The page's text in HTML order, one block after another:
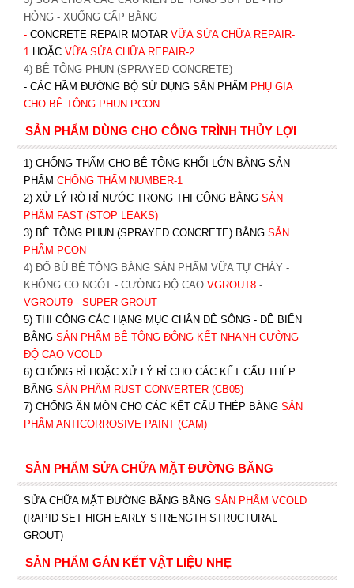
HỎNG - XUỐNG CẤP BẰNG
- CONCRETE REPAIR MOTAR VỮA SỬA CHỮA REPAIR-
1 HOẶC VỮA SỬA CHỮA REPAIR-2
4) BÊ TÔNG PHUN (SPRAYED CONCRETE)
- CÁC HẦM ĐƯỜNG BỘ SỬ DỤNG SẢN PHẨM PHỤ GIA
CHO BÊ TÔNG PHUN PCON
SẢN PHẨM DÙNG CHO CÔNG TRÌNH THỦY LỢI
1) CHỐNG THẤM CHO BÊ TÔNG KHỐI LỚN BẰNG SẢN
PHẨM CHỐNG THẤM NUMBER-1
2) XỬ LÝ RÒ RỈ NƯỚC TRONG THI CÔNG BẰNG SẢN
PHẨM FAST (STOP LEAKS)
3) BÊ TÔNG PHUN (SPRAYED CONCRETE) BẰNG SẢN
PHẨM PCON
4) ĐỔ BÙ BÊ TÔNG BẰNG SẢN PHẨM VỮA TỰ CHẢY -
KHÔNG CO NGÓT - CƯỜNG ĐỘ CAO VGROUT8-
VGROUT9- SUPER GROUT
5) THI CÔNG CÁC HẠNG MỤC CHÂN ĐÊ SÔNG - ĐÊ BIỂN
BẰNG SẢN PHẨM BÊ TÔNG ĐÔNG KẾT NHANH CƯỜNG
ĐỘ CAO VCOLD
6) CHỐNG RỈ HOẶC XỬ LÝ RỈ CHO CÁC KẾT CẤU THÉP
BẰNG SẢN PHẨM RUST CONVERTER (CB05)
7) CHỐNG ĂN MÒN CHO CÁC KẾT CẤU THÉP BẰNG SẢN
PHẨM ANTICORROSIVE PAINT (CAM)
SẢN PHẨM SỬA CHỮA MẶT ĐƯỜNG BĂNG
SỬA CHỮA MẶT ĐƯỜNG BĂNG BẰNG SẢN PHẨM VCOLD
(RAPID SET HIGH EARLY STRENGTH STRUCTURAL
GROUT)
SẢN PHẨM GẮN KẾT VẬT LIỆU NHẸ